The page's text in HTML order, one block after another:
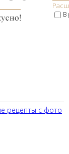
В
рецепты с фото